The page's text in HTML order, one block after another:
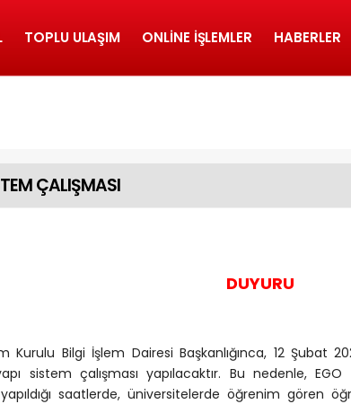
TOPLU ULAŞIM ONLINE İŞLEMLER HABERLER
ÇALIŞMASI
DUYURU
Kurulu Bilgi İşlem Dairesi Başkanlığınca, 12 Şubat
sistem çalışması yapılacaktır. Bu nedenle,
yapıldığı saatlerde, üniversitelerde öğrenim gören